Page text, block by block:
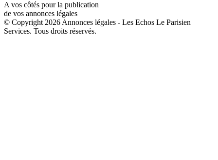
A vos côtés pour la publication
de vos annonces légales
© Copyright 2026 Annonces légales - Les Echos Le Parisien
Services. Tous droits réservés.